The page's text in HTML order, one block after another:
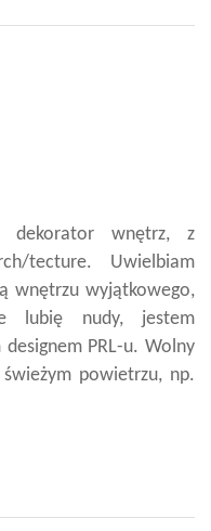
dekorator wnętrz, z
tecture. Uwielbiam
wnętrzu wyjątkowego,
lubię nudy, jestem
PRL-u. Wolny
powietrzu, np.